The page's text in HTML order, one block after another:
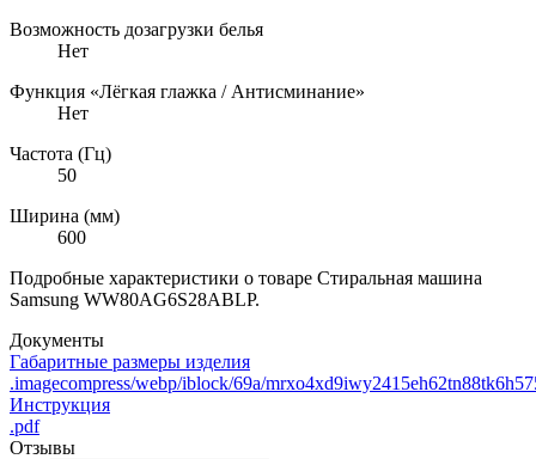
Возможность дозагрузки белья
Нет
Функция «Лёгкая глажка / Антисминание»
Нет
Частота (Гц)
50
Ширина (мм)
600
Подробные характеристики о товаре Стиральная машина
Samsung WW80AG6S28ABLP.
Документы
Габаритные размеры изделия
.imagecompress/webp/iblock/69a/
Инструкция
.pdf
Отзывы